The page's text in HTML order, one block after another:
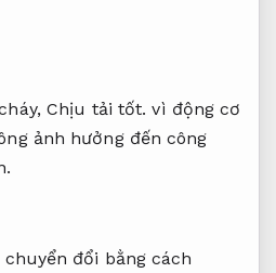
Chịu tải tốt. vì động cơ
ảnh hưởng đến công
đổi bằng cách